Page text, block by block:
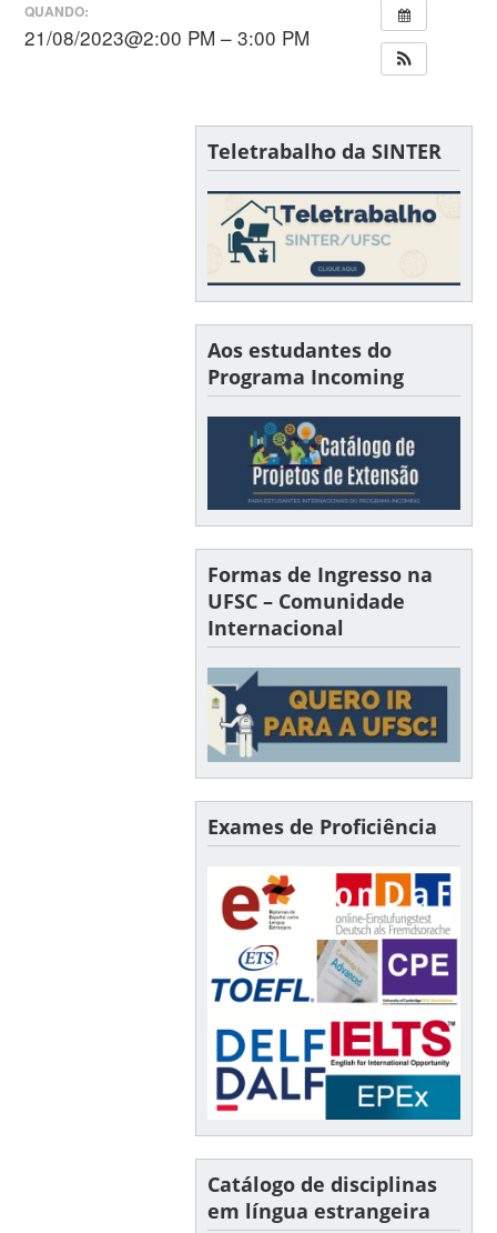
QUANDO:
21/08/2023@2:00 PM – 3:00 PM
Teletrabalho da SINTER
Aos estudantes do
Programa Incoming
Formas de Ingresso na
UFSC – Comunidade
Internacional
Exames de Proficiência
Catálogo de disciplinas
em língua estrangeira